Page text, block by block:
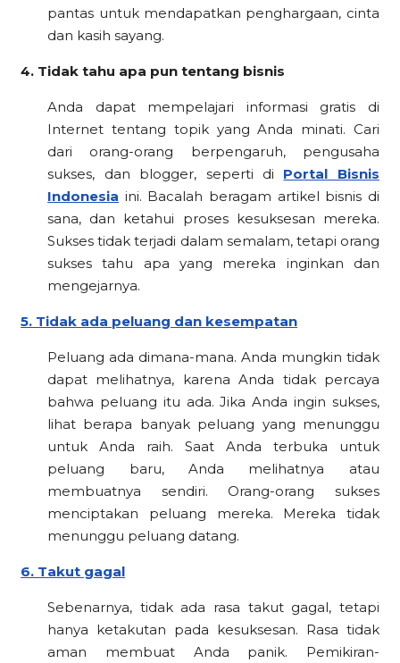
pantas untuk mendapatkan penghargaan, cinta
dan kasih sayang.
4. Tidak tahu apa pun tentang bisnis
Anda dapat mempelajari informasi gratis di
Internet tentang topik yang Anda minati. Cari
dari orang-orang berpengaruh, pengusaha
sukses, dan blogger, seperti di Portal Bisnis
Indonesia ini. Bacalah beragam artikel bisnis di
sana, dan ketahui proses kesuksesan mereka.
Sukses tidak terjadi dalam semalam, tetapi orang
sukses tahu apa yang mereka inginkan dan
mengejarnya.
5. Tidak ada peluang dan kesempatan
Peluang ada dimana-mana. Anda mungkin tidak
dapat melihatnya, karena Anda tidak percaya
bahwa peluang itu ada. Jika Anda ingin sukses,
lihat berapa banyak peluang yang menunggu
untuk Anda raih. Saat Anda terbuka untuk
peluang baru, Anda melihatnya atau
membuatnya sendiri. Orang-orang sukses
menciptakan peluang mereka. Mereka tidak
menunggu peluang datang.
6. Takut gagal
Sebenarnya, tidak ada rasa takut gagal, tetapi
hanya ketakutan pada kesuksesan. Rasa tidak
aman membuat Anda panik. Pemikiran-